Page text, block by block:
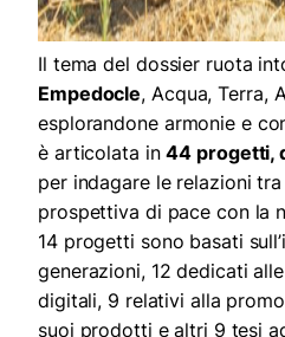
Il tema del dossier ruota
Empedocle, Acqua, Terra,
esplorandone armonie e
è articolata in44 progetti,
per indagare le relazioni
prospettiva di pace con la
14 progetti sono basati
generazioni, 12 dedicati
digitali, 9 relativi alla
suoi prodotti e altri 9 tesi